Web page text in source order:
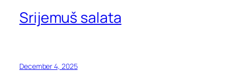
Srijemuš salata
December 4, 2025